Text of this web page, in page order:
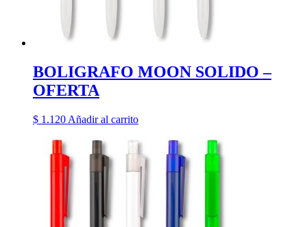
BOLIGRAFO MOON SOLIDO –
OFERTA
$ 1.120 Añadir al carrito